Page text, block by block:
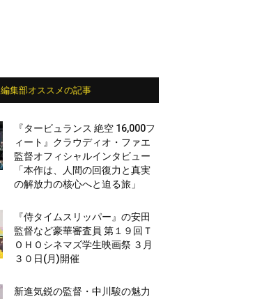
編集部オススメの記事
『タービュランス 絶空 16,000フ
ィート』クラウディオ・ファエ
監督オフィシャルインタビュー
「本作は、人間の回復力と真実
の解放力の核心へと迫る旅」
『侍タイムスリッパー』の安田
監督など豪華審査員 第１９回Ｔ
ＯＨＯシネマズ学生映画祭 ３月
３０日(月)開催
新進気鋭の監督・中川駿の魅力